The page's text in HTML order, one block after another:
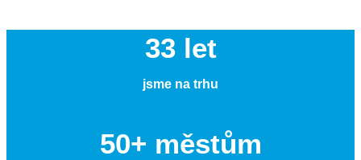
33 let
jsme na trhu
50+ městům